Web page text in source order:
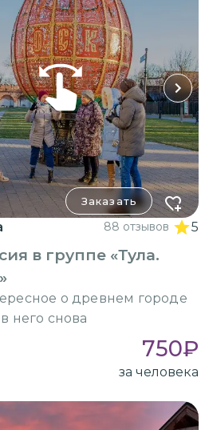
Заказать
88 отзывов 5
в группе «Тула.
о древнем городе
него снова
750₽
за человека